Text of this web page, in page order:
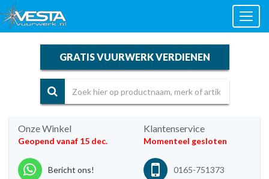
GRATIS VUURWERK VERDIENEN
Onze Winkel
Geopend vanaf 15 dec.
Klantenservice
Momenteel gesloten
Bericht ons! 0165-751373